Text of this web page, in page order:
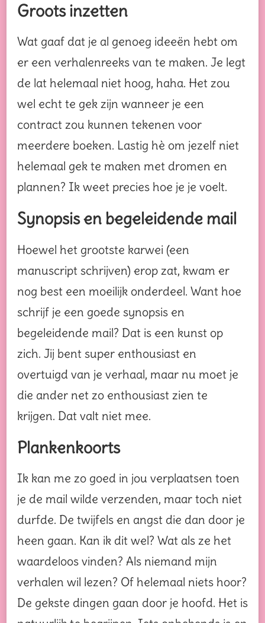
Groots inzetten
Wat gaaf dat je al genoeg ideeën hebt om
er een verhalenreeks van te maken. Je legt
de lat helemaal niet hoog, haha. Het zou
wel echt te gek zijn wanneer je een
contract zou kunnen tekenen voor
meerdere boeken. Lastig hè om jezelf niet
helemaal gek te maken met dromen en
plannen? Ik weet precies hoe je je voelt.
Synopsis en begeleidende mail
Hoewel het grootste karwei (een
manuscript schrijven) erop zat, kwam er
nog best een moeilijk onderdeel. Want hoe
schrijf je een goede synopsis en
begeleidende mail? Dat is een kunst op
zich. Jij bent super enthousiast en
overtuigd van je verhaal, maar nu moet je
die ander net zo enthousiast zien te
krijgen. Dat valt niet mee.
Plankenkoorts
Ik kan me zo goed in jou verplaatsen toen
je de mail wilde verzenden, maar toch niet
durfde. De twijfels en angst die dan door je
heen gaan. Kan ik dit wel? Wat als ze het
waardeloos vinden? Als niemand mijn
verhalen wil lezen? Of helemaal niets hoor?
De gekste dingen gaan door je hoofd. Het is